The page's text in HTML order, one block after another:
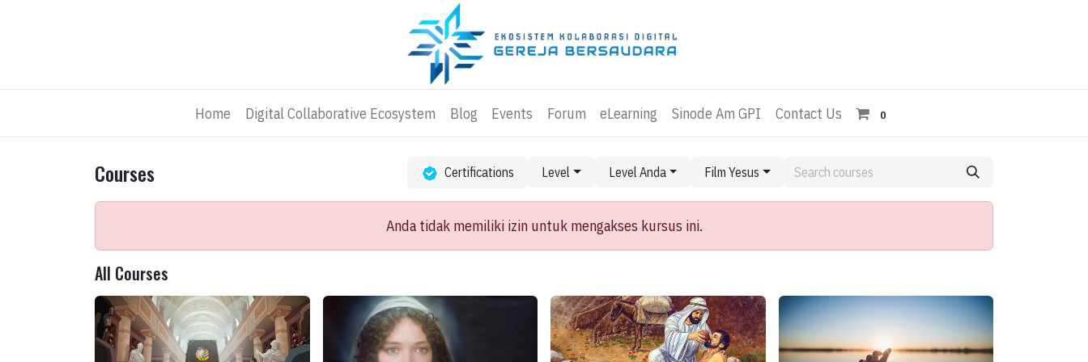
Home Digital Collaborative Ecosystem Blog Events Forum eLearning Sinode Am GPI Contact Us 0
Courses Level Level Anda Film Yesus
Certifications
Anda tidak memiliki izin untuk mengakses kursus ini.
All Courses